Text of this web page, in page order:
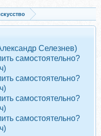
все от икон до современных...
Селезнев)
самостоятельно?
самостоятельно?
самостоятельно?
самостоятельно?